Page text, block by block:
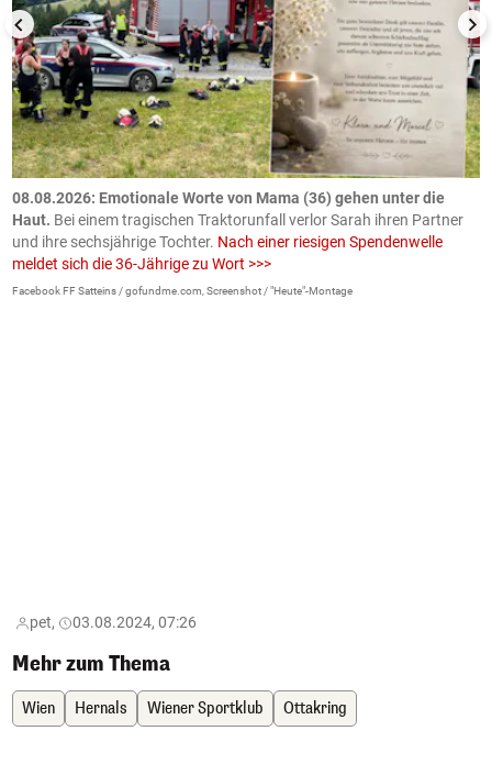
08.08.2026: Emotionale Worte von Mama (36) gehen unter die
Haut. Bei einem tragischen Traktorunfall verlor Sarah ihren Partner
und ihre sechsjährige Tochter. Nach einer riesigen Spendenwelle
meldet sich die 36-Jährige zu Wort >>>
Facebook FF Satteins / gofundme.com, Screenshot / "Heute"-Montage
pet, 03.08.2024, 07:26
Mehr zum Thema
Wien Hernals Wiener Sportklub Ottakring